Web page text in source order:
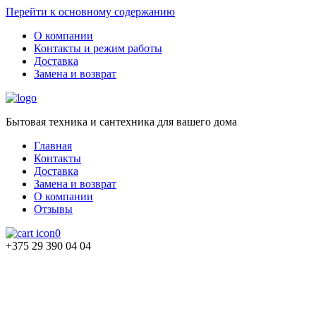
Перейти к основному содержанию
О компании
Контакты и режим работы
Доставка
Замена и возврат
Бытовая техника и сантехника для вашего дома
Главная
Контакты
Доставка
Замена и возврат
О компании
Отзывы
0
+375 29 390 04 04